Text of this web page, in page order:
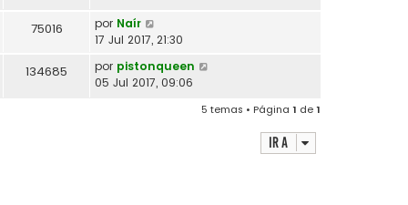
75016 por Naír
17 Jul 2017, 21:30
134685 por pistonqueen
05 Jul 2017, 09:06
5 temas • Página 1 de1
Ir a